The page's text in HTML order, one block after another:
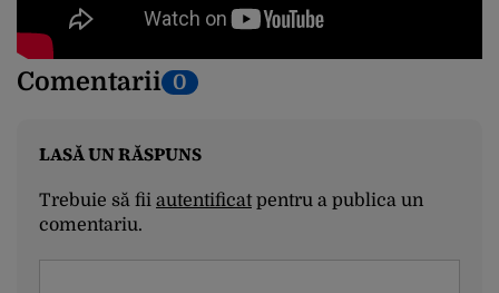
Comentarii 0
LASĂ UN RĂSPUNS
Trebuie să fii autentificatpentru a publica un
comentariu.